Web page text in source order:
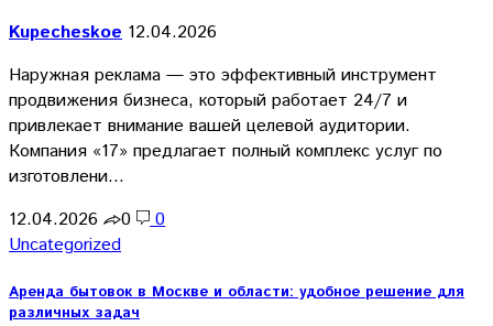
Kupecheskoe 12.04.2026
Наружная реклама — это эффективный инструмент
продвижения бизнеса, который работает 24/7 и
привлекает внимание вашей целевой аудитории.
Компания «17» предлагает полный комплекс услуг по
изготовлени…
12.04.2026
0
0
Uncategorized
Аренда бытовок в Москве и области: удобное решение для
различных задач